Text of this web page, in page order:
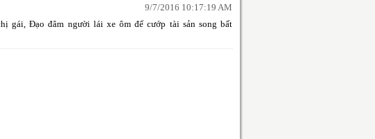
9/7/2016 10:17:19 AM
gái, Đạo đâm người lái xe ôm để cướp tài sản song bất